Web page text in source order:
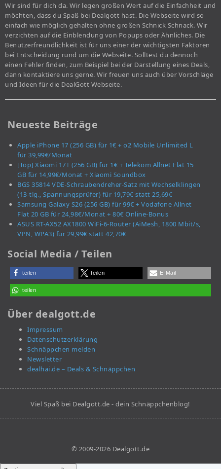
Wir sind für dich da. Wir legen großen Wert auf die Einfachheit und
möchten, dass du Spaß bei Dealgott hast. Die Webseite wird so
einfach wie möglich gehalten ohne großen Schnick Schnack. Wir
verzichten auf die Einblendung von Popups oder Ähnliches. Die
Benutzerfreundlichkeit ist für uns einer der wichtigsten Faktoren
bei Entscheidung rund um die Webseite. Solltest du dennoch
einen Fehler finden, zum Beispiel bei der Darstellung eines Deals,
dann kontaktiere uns gerne. Wir freuen uns auch über Vorschläge
und Ideen für die DealGott Webseite.
Neueste Beiträge
Apple iPhone 17 (256 GB) für 1€ + o2 Mobile Unlimited L
für 39,99€/Monat
[Top] Xiaomi 17T (256 GB) für 1€ + Telekom Allnet Flat 15
GB für 14,99€/Monat + Xiaomi Soundbox
BGS 35814 VDE-Schraubendreher-Satz mit Wechselklingen
(13-tlg., Spannungsprüfer) für 19,79€ statt 25,69€
Samsung Galaxy S26 (256 GB) für 99€ + Vodafone Allnet
Flat 20 GB für 24,98€/Monat + 80€ Online-Bonus
ASUS RT-AX52 AX1800 WiFi-6-Router (AiMesh, 1800 Mbit/s,
VPN, WPA3) für 29,99€ statt 42,70€
Social Media / Teilen
teilen teilen E-Mail
teilen
Über dealgott.de
Impressum
Datenschutzerklärung
Schnäppchen melden
Newsletter
dealhai.de – Deals & Schnäppchen
Viel Spaß bei Dealgott.de - dein Schnäppchenblog!
© 2009-2026 Dealgott.de